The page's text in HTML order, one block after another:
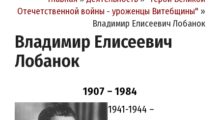
Отечетственной войны - уроженцы Витебщины" »
Владимир Елисеевич Лобанок
Владимир Елисеевич
Лобанок
1907 – 1984
1941-1944 –